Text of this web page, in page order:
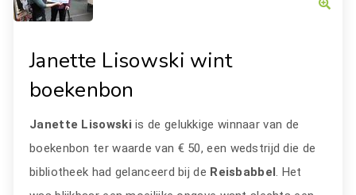
Janette Lisowski wint
boekenbon
Janette Lisowski is de gelukkige winnaar van de
boekenbon ter waarde van € 50, een wedstrijd die de
bibliotheek had gelanceerd bij de Reisbabbel. Het